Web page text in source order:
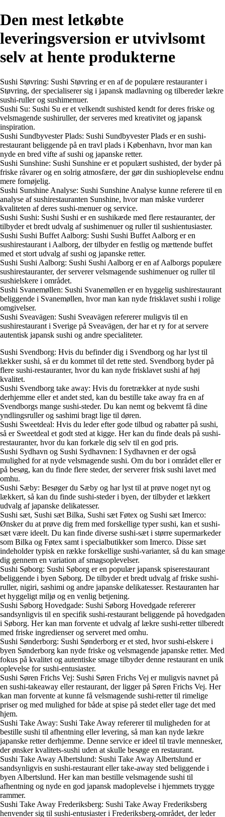
Den mest letkøbte
leveringsversion er utvivlsomt
selv at hente produkterne
Sushi Støvring: Sushi Støvring er en af de populære restauranter i
Støvring, der specialiserer sig i japansk madlavning og tilbereder lækre
sushi-ruller og sushimenuer.
Sushi Su: Sushi Su er et velkendt sushisted kendt for deres friske og
velsmagende sushiruller, der serveres med kreativitet og japansk
inspiration.
Sushi Sundbyvester Plads: Sushi Sundbyvester Plads er en sushi-
restaurant beliggende på en travl plads i København, hvor man kan
nyde en bred vifte af sushi og japanske retter.
Sushi Sunshine: Sushi Sunshine er et populært sushisted, der byder på
friske råvarer og en solrig atmosfære, der gør din sushioplevelse endnu
mere fornøjelig.
Sushi Sunshine Analyse: Sushi Sunshine Analyse kunne referere til en
analyse af sushirestauranten Sunshine, hvor man måske vurderer
kvaliteten af deres sushi-menuer og service.
Sushi Sushi: Sushi Sushi er en sushikæde med flere restauranter, der
tilbyder et bredt udvalg af sushimenuer og ruller til sushientusiaster.
Sushi Sushi Buffet Aalborg: Sushi Sushi Buffet Aalborg er en
sushirestaurant i Aalborg, der tilbyder en festlig og mættende buffet
med et stort udvalg af sushi og japanske retter.
Sushi Sushi Aalborg: Sushi Sushi Aalborg er en af Aalborgs populære
sushirestauranter, der serverer velsmagende sushimenuer og ruller til
sushielskere i området.
Sushi Svanemøllen: Sushi Svanemøllen er en hyggelig sushirestaurant
beliggende i Svanemøllen, hvor man kan nyde frisklavet sushi i rolige
omgivelser.
Sushi Sveavägen: Sushi Sveavägen refererer muligvis til en
sushirestaurant i Sverige på Sveavägen, der har et ry for at servere
autentisk japansk sushi og andre specialiteter.
Sushi Svendborg: Hvis du befinder dig i Svendborg og har lyst til
lækker sushi, så er du kommet til det rette sted. Svendborg byder på
flere sushi-restauranter, hvor du kan nyde frisklavet sushi af høj
kvalitet.
Sushi Svendborg take away: Hvis du foretrækker at nyde sushi
derhjemme eller et andet sted, kan du bestille take away fra en af
Svendborgs mange sushi-steder. Du kan nemt og bekvemt få dine
yndlingsruller og sashimi bragt lige til døren.
Sushi Sweetdeal: Hvis du leder efter gode tilbud og rabatter på sushi,
så er Sweetdeal et godt sted at kigge. Her kan du finde deals på sushi-
restauranter, hvor du kan forkæle dig selv til en god pris.
Sushi Sydhavn og Sushi Sydhavnen: I Sydhavnen er der også
mulighed for at nyde velsmagende sushi. Om du bor i området eller er
på besøg, kan du finde flere steder, der serverer frisk sushi lavet med
omhu.
Sushi Sæby: Besøger du Sæby og har lyst til at prøve noget nyt og
lækkert, så kan du finde sushi-steder i byen, der tilbyder et lækkert
udvalg af japanske delikatesser.
Sushi sæt, Sushi sæt Bilka, Sushi sæt Føtex og Sushi sæt Imerco:
Ønsker du at prøve dig frem med forskellige typer sushi, kan et sushi-
sæt være ideelt. Du kan finde diverse sushi-sæt i større supermarkeder
som Bilka og Føtex samt i specialbutikker som Imerco. Disse sæt
indeholder typisk en række forskellige sushi-varianter, så du kan smage
dig gennem en variation af smagsoplevelser.
Sushi Søborg: Sushi Søborg er en populær japansk spiserestaurant
beliggende i byen Søborg. De tilbyder et bredt udvalg af friske sushi-
ruller, nigiri, sashimi og andre japanske delikatesser. Restauranten har
et hyggeligt miljø og en venlig betjening.
Sushi Søborg Hovedgade: Sushi Søborg Hovedgade refererer
sandsynligvis til en specifik sushi-restaurant beliggende på hovedgaden
i Søborg. Her kan man forvente et udvalg af lækre sushi-retter tilberedt
med friske ingredienser og serveret med omhu.
Sushi Sønderborg: Sushi Sønderborg er et sted, hvor sushi-elskere i
byen Sønderborg kan nyde friske og velsmagende japanske retter. Med
fokus på kvalitet og autentiske smage tilbyder denne restaurant en unik
oplevelse for sushi-entusiaster.
Sushi Søren Frichs Vej: Sushi Søren Frichs Vej er muligvis navnet på
en sushi-takeaway eller restaurant, der ligger på Søren Frichs Vej. Her
kan man forvente at kunne få velsmagende sushi-retter til rimelige
priser og med mulighed for både at spise på stedet eller tage det med
hjem.
Sushi Take Away: Sushi Take Away refererer til muligheden for at
bestille sushi til afhentning eller levering, så man kan nyde lækre
japanske retter derhjemme. Denne service er ideel til travle mennesker,
der ønsker kvalitets-sushi uden at skulle besøge en restaurant.
Sushi Take Away Albertslund: Sushi Take Away Albertslund er
sandsynligvis en sushi-restaurant eller take-away sted beliggende i
byen Albertslund. Her kan man bestille velsmagende sushi til
afhentning og nyde en god japansk madoplevelse i hjemmets trygge
rammer.
Sushi Take Away Frederiksberg: Sushi Take Away Frederiksberg
henvender sig til sushi-entusiaster i Frederiksberg-området, der leder